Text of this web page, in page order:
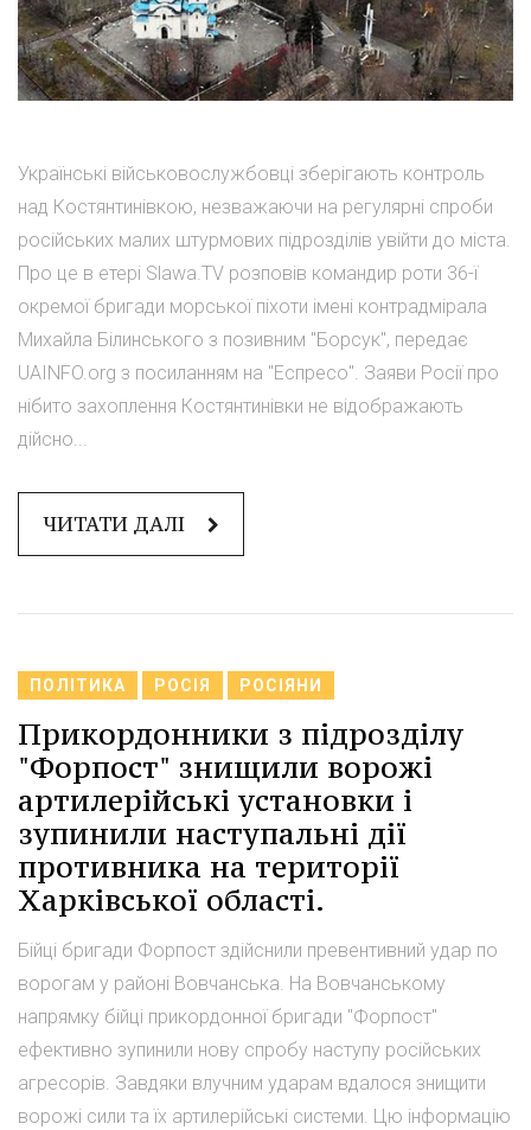
Українські військовослужбовці зберігають контроль
над Костянтинівкою, незважаючи на регулярні спроби
російських малих штурмових підрозділів увійти до міста.
Про це в етері Slawa.TV розповів командир роти 36-ї
окремої бригади морської піхоти імені контрадмірала
Михайла Білинського з позивним "Борсук", передає
UAINFO.org з посиланням на "Еспресо". Заяви Росії про
нібито захоплення Костянтинівки не відображають
дійсно...
ЧИТАТИ ДАЛІ
ПОЛІТИКА РОСІЯ РОСІЯНИ
Прикордонники з підрозділу
"Форпост" знищили ворожі
артилерійські установки і
зупинили наступальні дії
противника на території
Харківської області.
Бійці бригади Форпост здійснили превентивний удар по
ворогам у районі Вовчанська. На Вовчанському
напрямку бійці прикордонної бригади "Форпост"
ефективно зупинили нову спробу наступу російських
агресорів. Завдяки влучним ударам вдалося знищити
ворожі сили та їх артилерійські системи. Цю інформацію